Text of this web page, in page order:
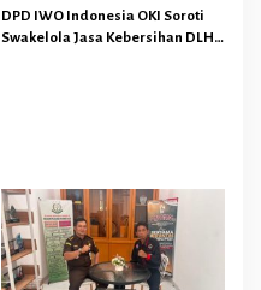
DPD IWO Indonesia OKI Soroti
Swakelola Jasa Kebersihan DLH